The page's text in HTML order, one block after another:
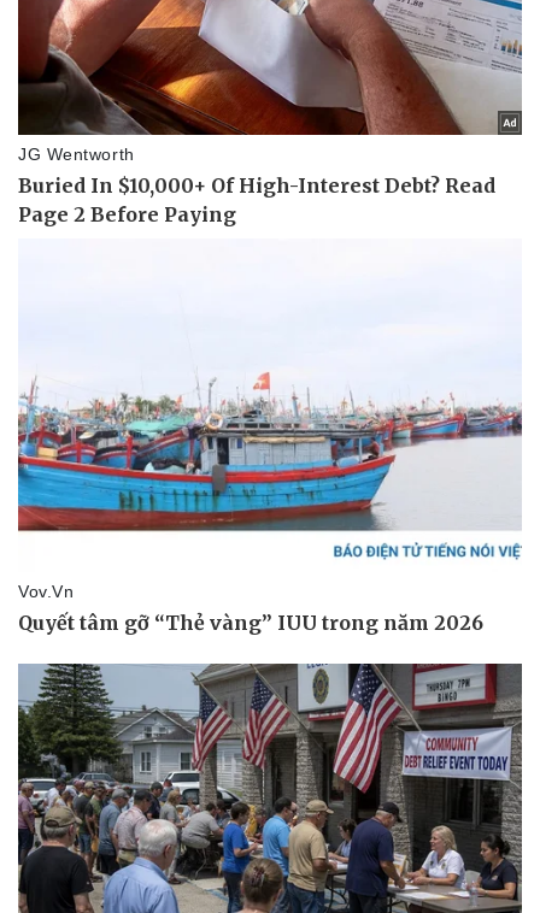
Thể thao
Bóng đá
Lịch thi đấu bóng đá
Thế giới thể thao
eSports
Hậu trường
Ô tô - Xe máy
Ô tô
Xe máy
Tư vấn